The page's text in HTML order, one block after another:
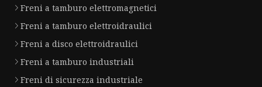
Freni a tamburo elettromagnetici
Freni a tamburo elettroidraulici
Freni a disco elettroidraulici
Freni a tamburo industriali
Freni di sicurezza industriale